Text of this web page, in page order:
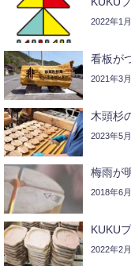
2022年1
看板が
2021年3
木頭杉
2023年5
梅雨が
2018年6
KUKU
2022年2